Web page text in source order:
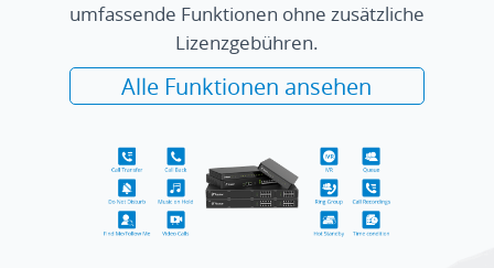
umfassende Funktionen ohne zusätzliche
Lizenzgebühren.
Alle Funktionen ansehen